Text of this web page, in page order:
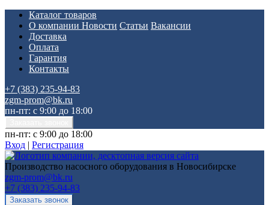
Каталог товаров
О компании Новости Статьи Вакансии
Доставка
Оплата
Гарантия
Контакты
+7 (383) 235-94-83
zgm-prom@bk.ru
пн-пт: с 9:00 до 18:00
пн-пт: с 9:00 до 18:00
Вход | Регистрация
Производство насосного оборудования в Новосибирске
zgm-prom@bk.ru
+7 (383) 235-94-83